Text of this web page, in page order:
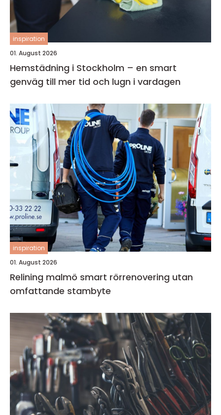
inspiration
01. August 2026
Hemstädning i Stockholm – en smart
genväg till mer tid och lugn i vardagen
inspiration
01. August 2026
Relining malmö smart rörrenovering utan
omfattande stambyte